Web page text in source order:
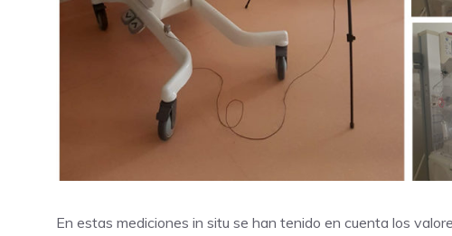
En estas mediciones in situ se han tenido en cuenta los